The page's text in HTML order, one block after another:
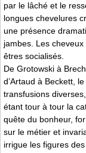
par le lâché et le
longues chevelures
une présence
jambes. Les
êtres socialisés.
De Grotowski à
d’Artaud à Beckett,
transfusions
étant tour à tour la
quête du bonheur,
sur le métier et
irrigue les figures